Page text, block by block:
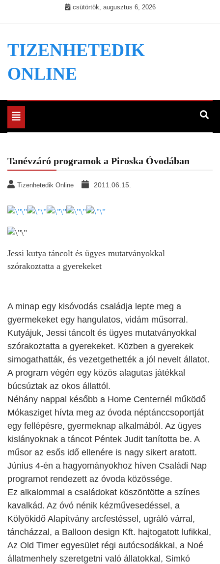
csütörtök, augusztus 6, 2026
TIZENHETEDIK
ONLINE
Toggle
navigation
Tanévzáró programok a Piroska Óvodában
Tizenhetedik Online 2011.06.15.
Jessi kutya táncolt és ügyes mutatványokkal
szórakoztatta a gyerekeket
A minap egy kisóvodás családja lepte meg a
gyermekeket egy hangulatos, vidám műsorral.
Kutyájuk, Jessi táncolt és ügyes mutatványokkal
szórakoztatta a gyerekeket. Közben a gyerekek
simogathatták, és vezetgethették a jól nevelt állatot.
A program végén egy közös alagutas játékkal
búcsúztak az okos állattól.
Néhány nappal később a Home Centernél működő
Mókasziget hívta meg az óvoda néptánccsoportját
egy fellépésre, gyermeknap alkalmából. Az ügyes
kislányoknak a táncot Péntek Judit tanította be. A
műsor az esős idő ellenére is nagy sikert aratott.
Június 4-én a hagyományokhoz híven Családi Nap
programot rendezett az óvoda közössége.
Ez alkalommal a családokat köszöntötte a színes
kavalkád. Az óvó nénik kézművesedéssel, a
Kölyökidő Alapítvány arcfestéssel, ugráló várral,
táncházzal, a Balloon design Kft. hajtogatott lufikkal,
Az Old Timer egyesület régi autócsodákkal, a Noé
állatmenhely szeretgetni való állatokkal, Simkó